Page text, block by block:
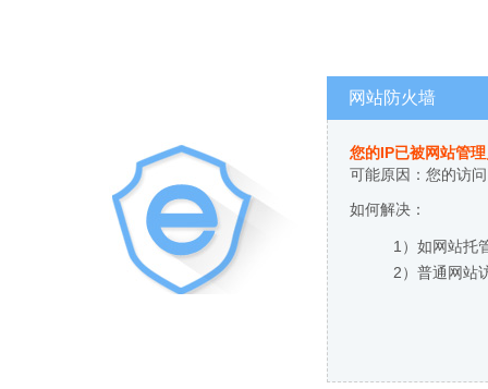
网站防火墙
您的IP已被网站管
可能原因：您的访
如何解决：
1）如网站托
2）普通网站